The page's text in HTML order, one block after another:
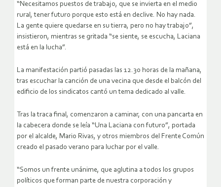
“Necesitamos puestos de trabajo, que se invierta en el medio
rural, tener futuro porque esto está en declive. No hay nada.
La gente quiere quedarse en su tierra, pero no hay trabajo”,
insistieron, mientras se gritada “se siente, se escucha, Laciana
está en la lucha”.
La manifestación partió pasadas las 12.30 horas de la mañana,
tras escuchar la canción de una vecina que desde el balcón del
edificio de los sindicatos cantó un tema dedicado al valle.
Tras la traca final, comenzaron a caminar, con una pancarta en
la cabecera donde se leía “Una Laciana con futuro”, portada
por el alcalde, Mario Rivas, y otros miembros del Frente Común
creado el pasado verano para luchar por el valle.
“Somos un frente unánime, que aglutina a todos los grupos
políticos que forman parte de nuestra corporación y